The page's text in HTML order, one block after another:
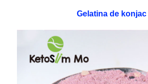
Gelatina de konjac